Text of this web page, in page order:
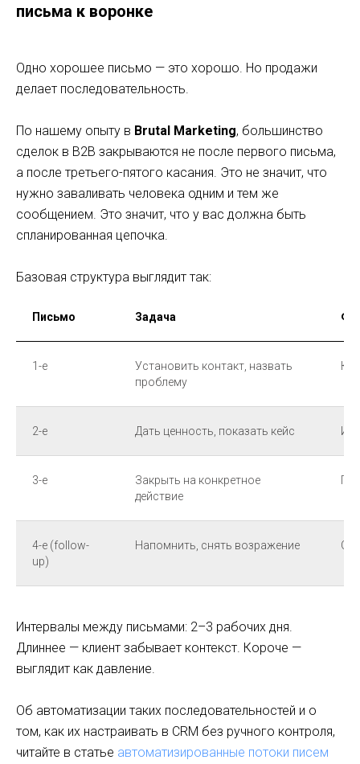
письма к воронке
Одно хорошее письмо — это хорошо. Но продажи
делает последовательность.
По нашему опыту в Brutal Marketing, большинство
сделок в B2B закрываются не после первого письма,
а после третьего-пятого касания. Это не значит, что
нужно заваливать человека одним и тем же
сообщением. Это значит, что у вас должна быть
спланированная цепочка.
Базовая структура выглядит так:
Письмо Задача
1-е
Установить контакт, назвать
проблему
2-е Дать ценность, показать кейс
3-е
Закрыть на конкретное
действие
4-е (follow-
up)
Напомнить, снять возражение
Интервалы между письмами: 2–3 рабочих дня.
Длиннее — клиент забывает контекст. Короче —
выглядит как давление.
Об автоматизации таких последовательностей и о
том, как их настраивать в CRM без ручного контроля,
читайте в статье автоматизированные потоки писем